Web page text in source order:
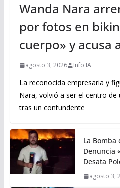
Wanda Nara
por fotos en
cuerpo» y acusa
agosto 3, 2026 Info IA
La reconocida empresaria y
Nara, volvió a ser el centro
tras un contundente
La Bomba
Denuncia
Desata
agosto 3,